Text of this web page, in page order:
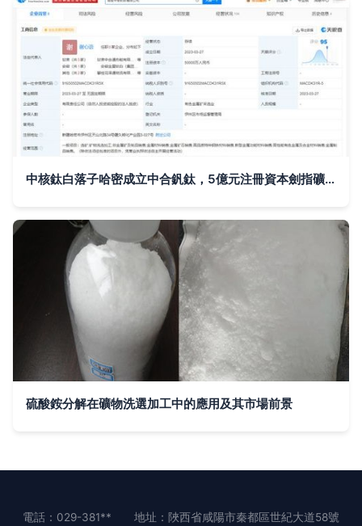
中核鈦白落子哈密成立中合釩鈦，5億元注冊資本劍指礦物洗選新藍海
硫酸銨分解在礦物洗選加工中的應用及其市場前景
電話：029-381** 地址：陜西省咸陽市秦都區世紀大道58號